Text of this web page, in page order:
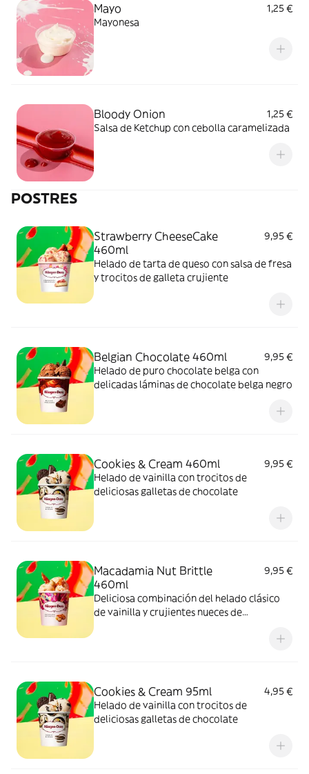
Mayo
1,25 €
Mayonesa
Bloody Onion
1,25 €
Salsa de Ketchup con cebolla caramelizada
POSTRES
Strawberry CheeseCake
460ml
9,95 €
Helado de tarta de queso con salsa de fresa
y trocitos de galleta crujiente
Belgian Chocolate 460ml
9,95 €
Helado de puro chocolate belga con
delicadas láminas de chocolate belga negro
Cookies & Cream 460ml
9,95 €
Helado de vainilla con trocitos de
deliciosas galletas de chocolate
Macadamia Nut Brittle
460ml
9,95 €
Deliciosa combinación del helado clásico
de vainilla y crujientes nueces de
Cookies & Cream 95ml
4,95 €
Helado de vainilla con trocitos de
deliciosas galletas de chocolate